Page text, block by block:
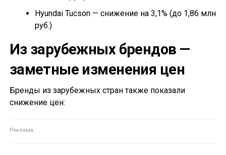
Hyundai Tucson — снижение на 3,1% (до 1,86 млн
руб.)
Из зарубежных брендов —
заметные изменения цен
Бренды из зарубежных стран также показали
снижение цен: